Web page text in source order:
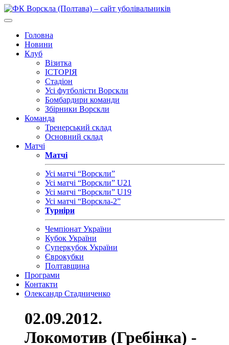
Головна
Новини
Клуб
Візитка
ІСТОРІЯ
Стадіон
Усі футболісти Ворскли
Бомбардири команди
Збірники Ворскли
Команда
Тренерський склад
Основний склад
Матчі
Матчі
Усі матчі “Ворскли”
Усі матчі “Ворскли” U21
Усі матчі “Ворскли” U19
Усі матчі “Ворскла-2”
Турніри
Чемпіонат України
Кубок України
Суперкубок України
Єврокубки
Полтавщина
Програми
Контакти
Олександр Стадниченко
02.09.2012.
Локомотив (Гребінка) -